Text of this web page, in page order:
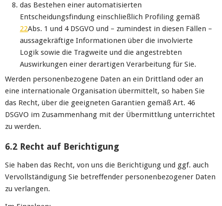
das Bestehen einer automatisierten
Entscheidungsfindung einschließlich Profiling gemäß
22Abs. 1 und 4 DSGVO und – zumindest in diesen Fällen –
aussagekräftige Informationen über die involvierte
Logik sowie die Tragweite und die angestrebten
Auswirkungen einer derartigen Verarbeitung für Sie.
Werden personenbezogene Daten an ein Drittland oder an
eine internationale Organisation übermittelt, so haben Sie
das Recht, über die geeigneten Garantien gemäß Art. 46
DSGVO im Zusammenhang mit der Übermittlung unterrichtet
zu werden.
6.2 Recht auf Berichtigung
Sie haben das Recht, von uns die Berichtigung und ggf. auch
Vervollständigung Sie betreffender personenbezogener Daten
zu verlangen.